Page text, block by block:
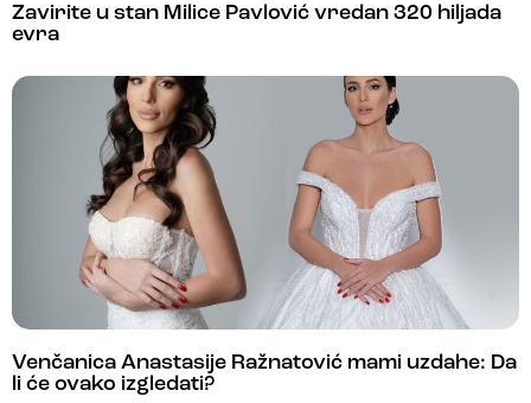
Zavirite u stan Milice Pavlović vredan 320 hiljada
evra
Venčanica Anastasije Ražnatović mami uzdahe: Da
li će ovako izgledati?